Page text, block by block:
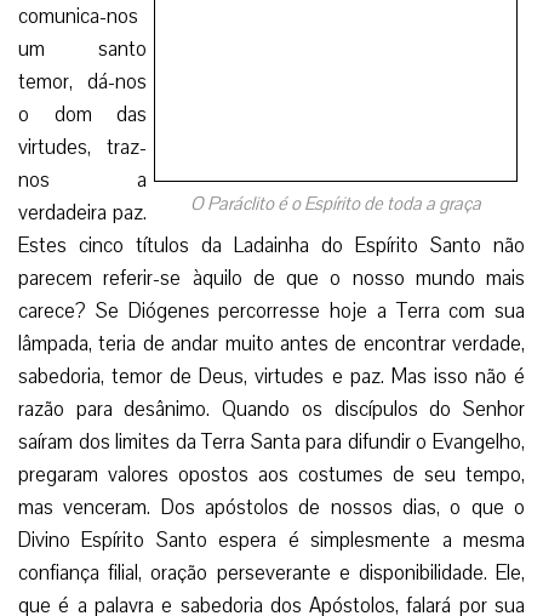
muito antes de encontrar verdade, sabedoria, temor de
Deus, virtudes e paz. Mas isso não é razão para desânimo.
Quando os discípulos do Senhor saíram dos limites da Terra
Santa para difundir o Evangelho, pregaram valores opostos
aos costumes de seu tempo, mas venceram. Dos apóstolos
de nossos dias, o que o Divino Espírito Santo espera é
simplesmente a mesma confiança filial, oração perseverante
e disponibilidade. Ele, que é a palavra e sabedoria dos
Apóstolos, falará por sua boca e nada Lhe resistirá.
Facebook
TwitterWhatsApp
Email